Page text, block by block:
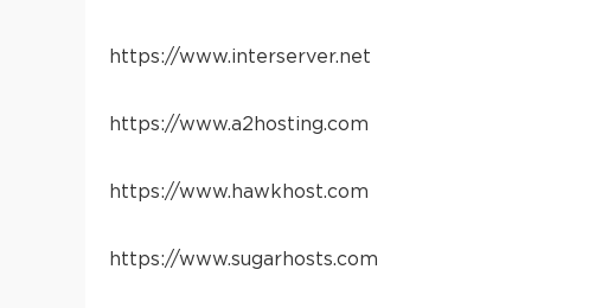
https://www.interserver.net
https://www.a2hosting.com
https://www.hawkhost.com
https://www.sugarhosts.com